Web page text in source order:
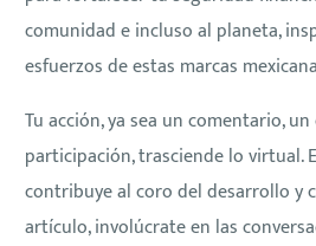
comunidad e incluso al planeta,
esfuerzos de estas marcas
Tu acción, ya sea un comentario,
participación, trasciende lo virtual.
contribuye al coro del desarrollo y
artículo, involúcrate en las